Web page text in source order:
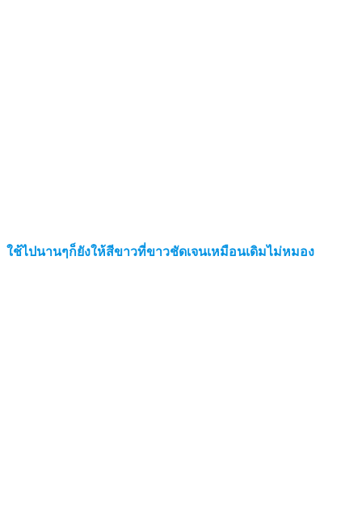
ใช้ไปนานๆก็ยังให้สีขาวที่ขาวชัดเจนเหมือนเดิมไม่หมอง